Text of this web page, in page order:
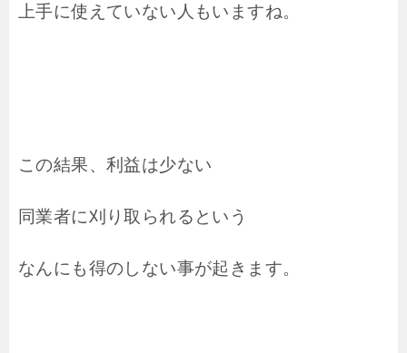
上手に使えていない人もいますね。
この結果、利益は少ない
同業者に刈り取られるという
なんにも得のしない事が起きます。